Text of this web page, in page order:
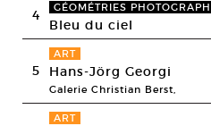
4 GÉOMÉTRIES
Bleu du ciel
5
ART
Hans-Jörg Georgi
Galerie Christian Berst,
ART